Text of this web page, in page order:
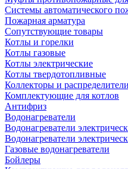
Системы автоматического
Пожарная арматура
Сопутствующие товары
Котлы и горелки
Котлы газовые
Котлы электрические
Котлы твердотопливные
Коллекторы и
Комплектующие для котлов
Антифриз
Водонагреватели
Водонагреватели
Водонагреватели
Газовые водонагреватели
Бойлеры